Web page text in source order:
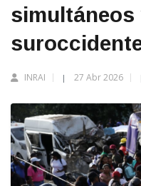
simultáneos
INRAI | 27 Abr 2026